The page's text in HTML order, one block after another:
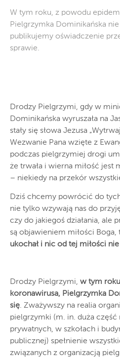
W tym roku, z powodu
Pielgrzymka Dominikańska
publikujemy oświadczenie
sprawie.
Drodzy Pielgrzymi, gdy w
Dominikańska wyruszała na
stały się słowa Jezusa
Wezwanie Pana wzięte z
podczas pielgrzymiej drogi
że trwała i wierna miłość jest
– niekiedy na przekór
Dziś chcemy powrócić do
nie tylko wzywają nas do
czy do jakiegoś działania, ale
są objawieniem miłości Boga,
ukochał i nic od tej miłości nie
Drodzy Pielgrzymi, w tym
koronawirusa, Pielgrzymka
się. Zważywszy na realia
pielgrzymki (m. in. duża
prywatnych, w szkołach i
publicznej) spełnienie
związanych z organizacją